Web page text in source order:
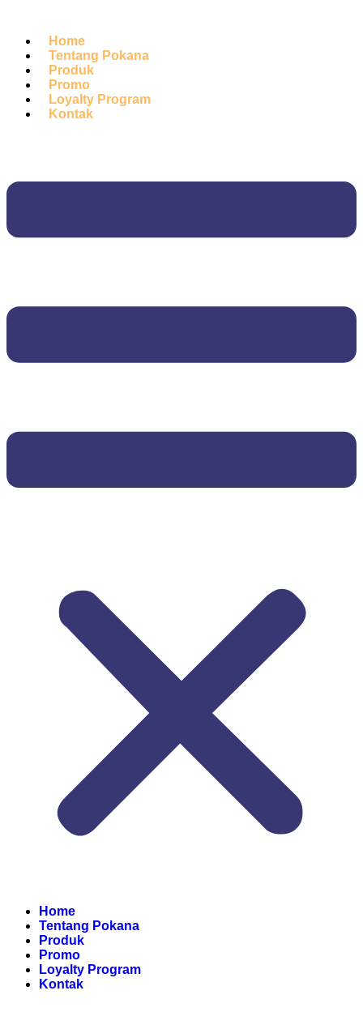
Home
Tentang Pokana
Produk
Promo
Loyalty Program
Kontak
Home
Tentang Pokana
Produk
Promo
Loyalty Program
Kontak